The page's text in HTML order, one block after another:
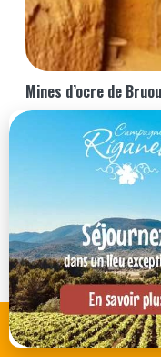
Mines d’ocre de
Les mines d'ocre
commune de...
Trouvez un